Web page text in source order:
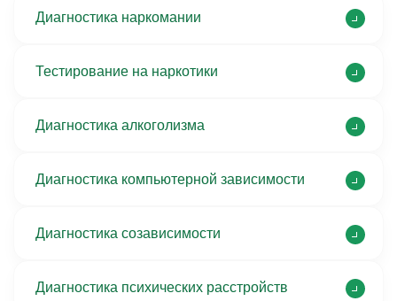
Диагностика наркомании
Тестирование на наркотики
Диагностика алкоголизма
Диагностика компьютерной зависимости
Диагностика созависимости
Диагностика психических расстройств